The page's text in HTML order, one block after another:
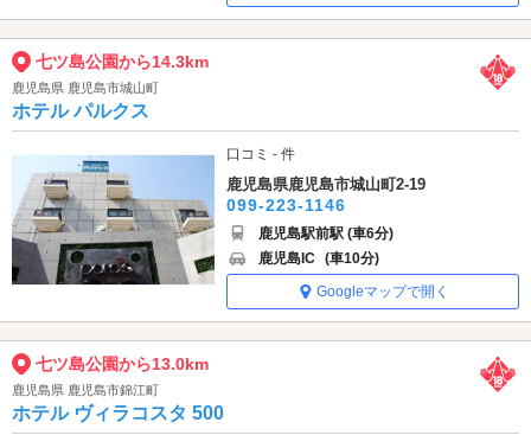
七ツ島公園から14.3km
鹿児島県 鹿児島市城山町
ホテル パルクス
口コミ - 件
鹿児島県鹿児島市城山町2-19
099-223-1146
鹿児島駅前駅 (車6分)
鹿児島IC (車10分)
Googleマップで開く
七ツ島公園から13.0km
鹿児島県 鹿児島市錦江町
ホテル ヴィラコスタ 500